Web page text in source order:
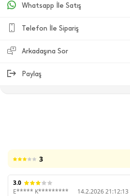
Whatsapp İle Satış
Telefon İle Sipariş
Arkadaşına Sor
Paylaş
3
3.0
E***** K*********
14.2.2026 21:12:13